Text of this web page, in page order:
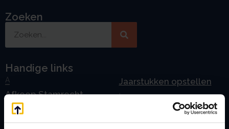
Zoeken
Handige links
A
Afkoop Stamrecht
Belastingdienst
Jaarstukken opstellen
L
Lenen van de BV